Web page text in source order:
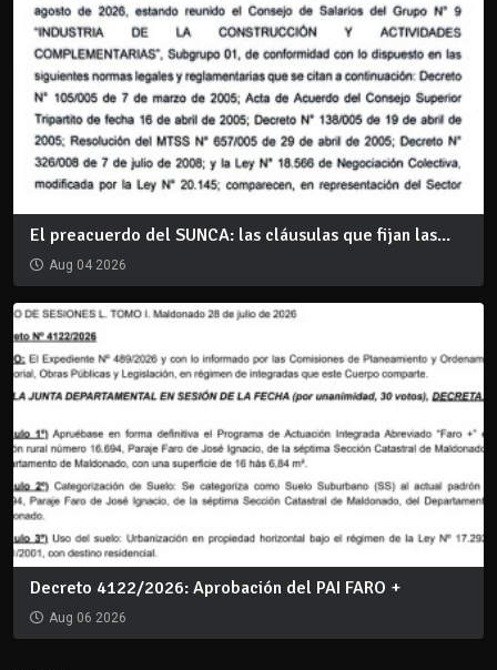
El preacuerdo del SUNCA: las cláusulas que fijan las...
Aug 04 2026
Decreto 4122/2026: Aprobación del PAI FARO +
Aug 06 2026